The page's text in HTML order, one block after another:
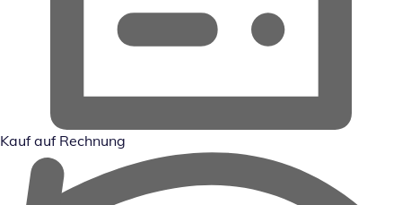
Kauf auf Rechnung